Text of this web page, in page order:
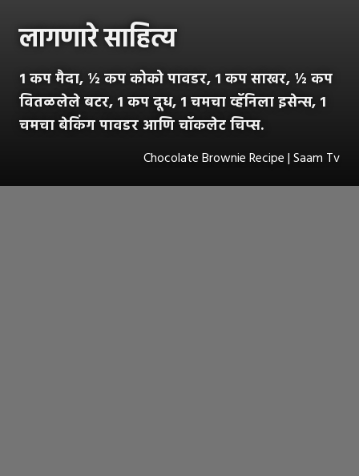
लागणारे साहित्य
1 कप मैदा, ½ कप कोको पावडर, 1 कप साखर, ½ कप
वितळलेले बटर, 1 कप दूध, 1 चमचा व्हॅनिला इसेन्स, 1
चमचा बेकिंग पावडर आणि चॉकलेट चिप्स.
Chocolate Brownie Recipe | Saam Tv